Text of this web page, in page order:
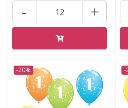
+
-
-20% -